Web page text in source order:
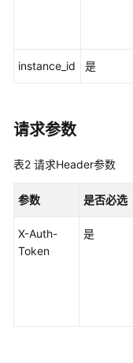
速
户
南
常
见
instance_id 是
请求参数
表2 请求Header参数
参数 是否必选
X-Auth-
Token
是